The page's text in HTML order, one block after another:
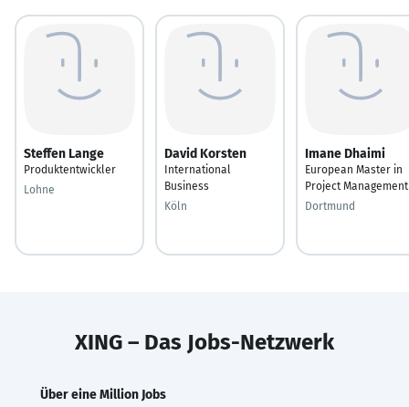
Steffen Lange
Produktentwickler
Lohne
David Korsten
International
Business
Köln
Imane Dhaimi
European Master in
Project Management
Dortmund
XING – Das Jobs-Netzwerk
Über eine Million Jobs